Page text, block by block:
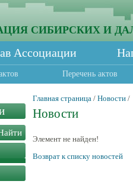
СИБИРСКИХ И
Ассоциации
Перечень актов
Главная страница / Новости /
Новости
Элемент не найден!
Возврат к списку новостей